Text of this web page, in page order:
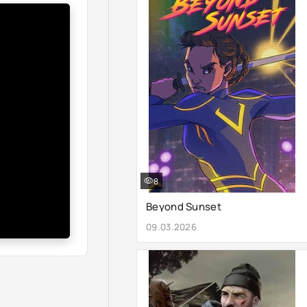
Beyond Sunset
09.03.2026
8